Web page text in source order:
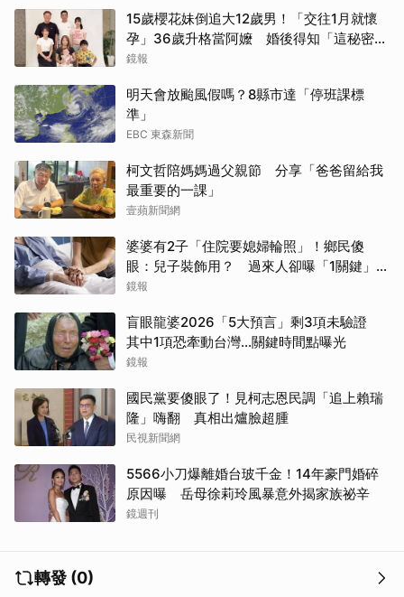
15歲櫻花妹倒追大12歲男！「交往1月就懷
孕」36歲升格當阿嬤 婚後得知「這秘密」
傻眼了
鏡報
明天會放颱風假嗎？8縣市達「停班課標
準」
EBC 東森新聞
柯文哲陪媽媽過父親節 分享「爸爸留給我
最重要的一課」
壹蘋新聞網
婆婆有2子「住院要媳婦輪照」！鄉民傻
眼：兒子裝飾用？ 過來人卻曝「1關鍵」才
做決定
鏡報
盲眼龍婆2026「5大預言」剩3項未驗證
其中1項恐牽動台灣...關鍵時間點曝光
鏡報
國民黨要傻眼了！見柯志恩民調「追上賴瑞
隆」嗨翻 真相出爐臉超腫
民視新聞網
5566小刀爆離婚台玻千金！14年豪門婚碎
原因曝 岳母徐莉玲風暴意外揭家族祕辛
鏡週刊
轉發 (0)